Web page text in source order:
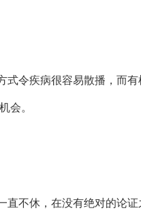
式令疾病很容易散播，而
会。
直不休，在没有绝对的论